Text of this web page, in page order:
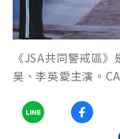
《JSA共同警戒區
昊、李英愛主演。